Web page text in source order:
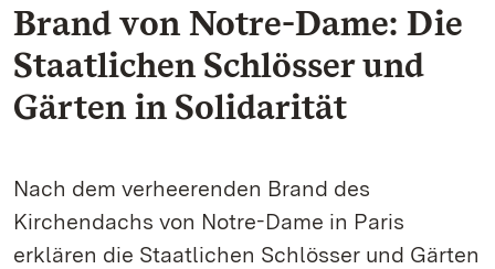
Brand von Notre-Dame: Die
Staatlichen Schlösser und
Gärten in Solidarität
Nach dem verheerenden Brand des
Kirchendachs von Notre-Dame in Paris
erklären die Staatlichen Schlösser und Gärten